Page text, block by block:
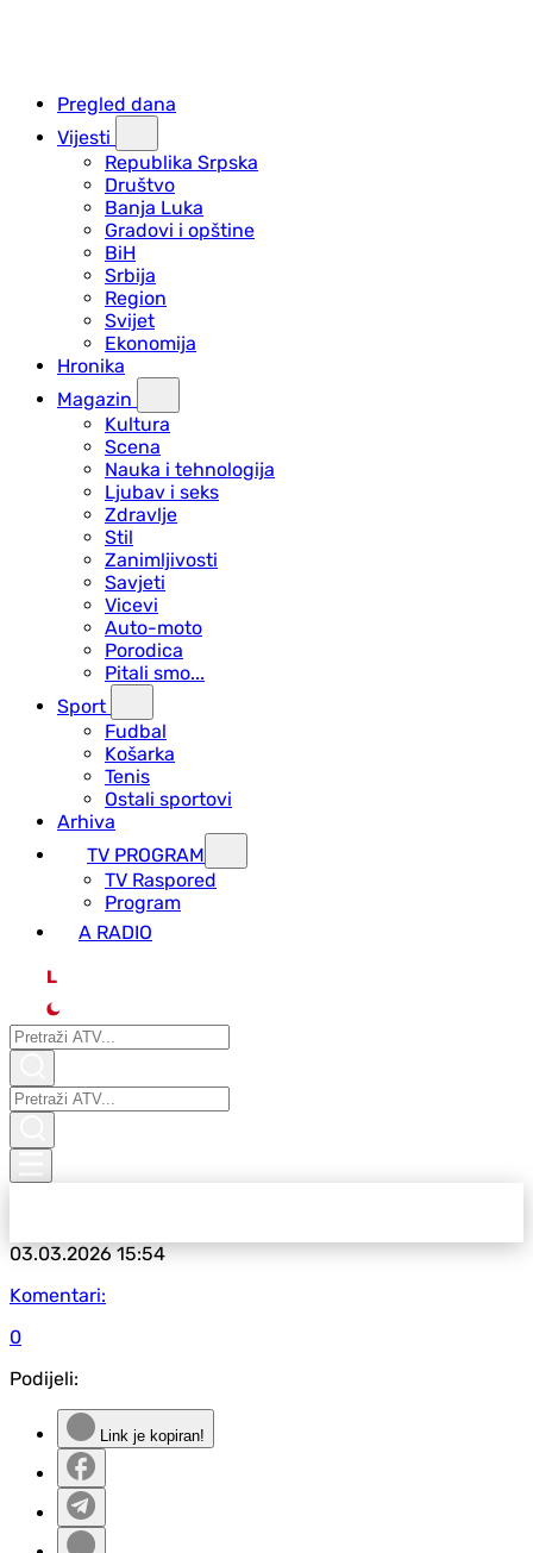
Pregled dana
Vijesti
Republika Srpska
Društvo
Banja Luka
Gradovi i opštine
BiH
Srbija
Region
Svijet
Ekonomija
Hronika
Magazin
Kultura
Scena
Nauka i tehnologija
Ljubav i seks
Zdravlje
Stil
Zanimljivosti
Savjeti
Vicevi
Auto-moto
Porodica
Pitali smo...
Sport
Fudbal
Košarka
Tenis
Ostali sportovi
Arhiva
TV PROGRAM
ТV Raspored
Program
A RADIO
L
03.03.202615:54
Komentari:
0
Podijeli:
Link je kopiran!